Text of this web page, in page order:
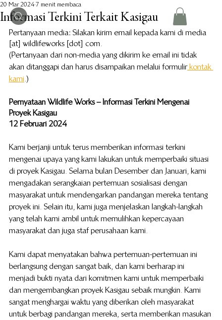
Informasi Terkini Terkait Kasigau
20 Mar 2024 7 menit membaca
Pertanyaan media: Silakan kirim email kepada kami di media
[at] wildlifeworks [dot] com.
(Pertanyaan dari non-media yang dikirim ke email ini tidak
akan ditanggapi dan harus disampaikan melalui formulir kontak
kami.)
Pernyataan Wildlife Works – Informasi Terkini Mengenai
Proyek Kasigau
12 Februari 2024
Kami berjanji untuk terus memberikan informasi terkini
mengenai upaya yang kami lakukan untuk memperbaiki situasi
di proyek Kasigau. Selama bulan Desember dan Januari, kami
mengadakan serangkaian pertemuan sosialisasi dengan
masyarakat untuk mendengarkan pandangan mereka tentang
proyek ini. Selain itu, kami juga menjelaskan langkah-langkah
yang telah kami ambil untuk memulihkan kepercayaan
masyarakat dan juga staf perusahaan kami.
Kami dapat menyatakan bahwa pertemuan-pertemuan ini
berlangsung dengan sangat baik, dan kami berharap ini
menjadi bukti nyata dari komitmen kami untuk memperbaiki
dan mengembangkan proyek Kasigau sebaik mungkin. Kami
sangat menghargai waktu yang diberikan oleh masyarakat
untuk berbagi pandangan mereka, serta memberikan masukan